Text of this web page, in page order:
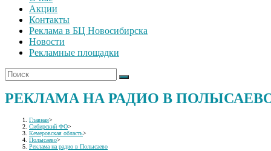
Акции
Контакты
Реклама в БЦ Новосибирска
Новости
Рекламные площадки
РЕКЛАМА НА РАДИО В
Главная>
Сибирский ФО>
Кемеровская область>
Полысаево>
Реклама на радио в Полысаево